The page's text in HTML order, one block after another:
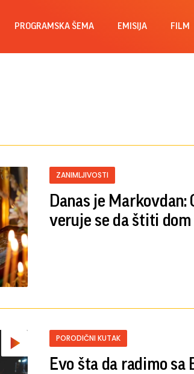
PROGRAMSKA ŠEMA EMISIJA FILM
ZANIMLJIVOSTI
Danas je Markovdan:
veruje se da štiti dom
PORODIČNI KUTAK
Evo šta da radimo sa